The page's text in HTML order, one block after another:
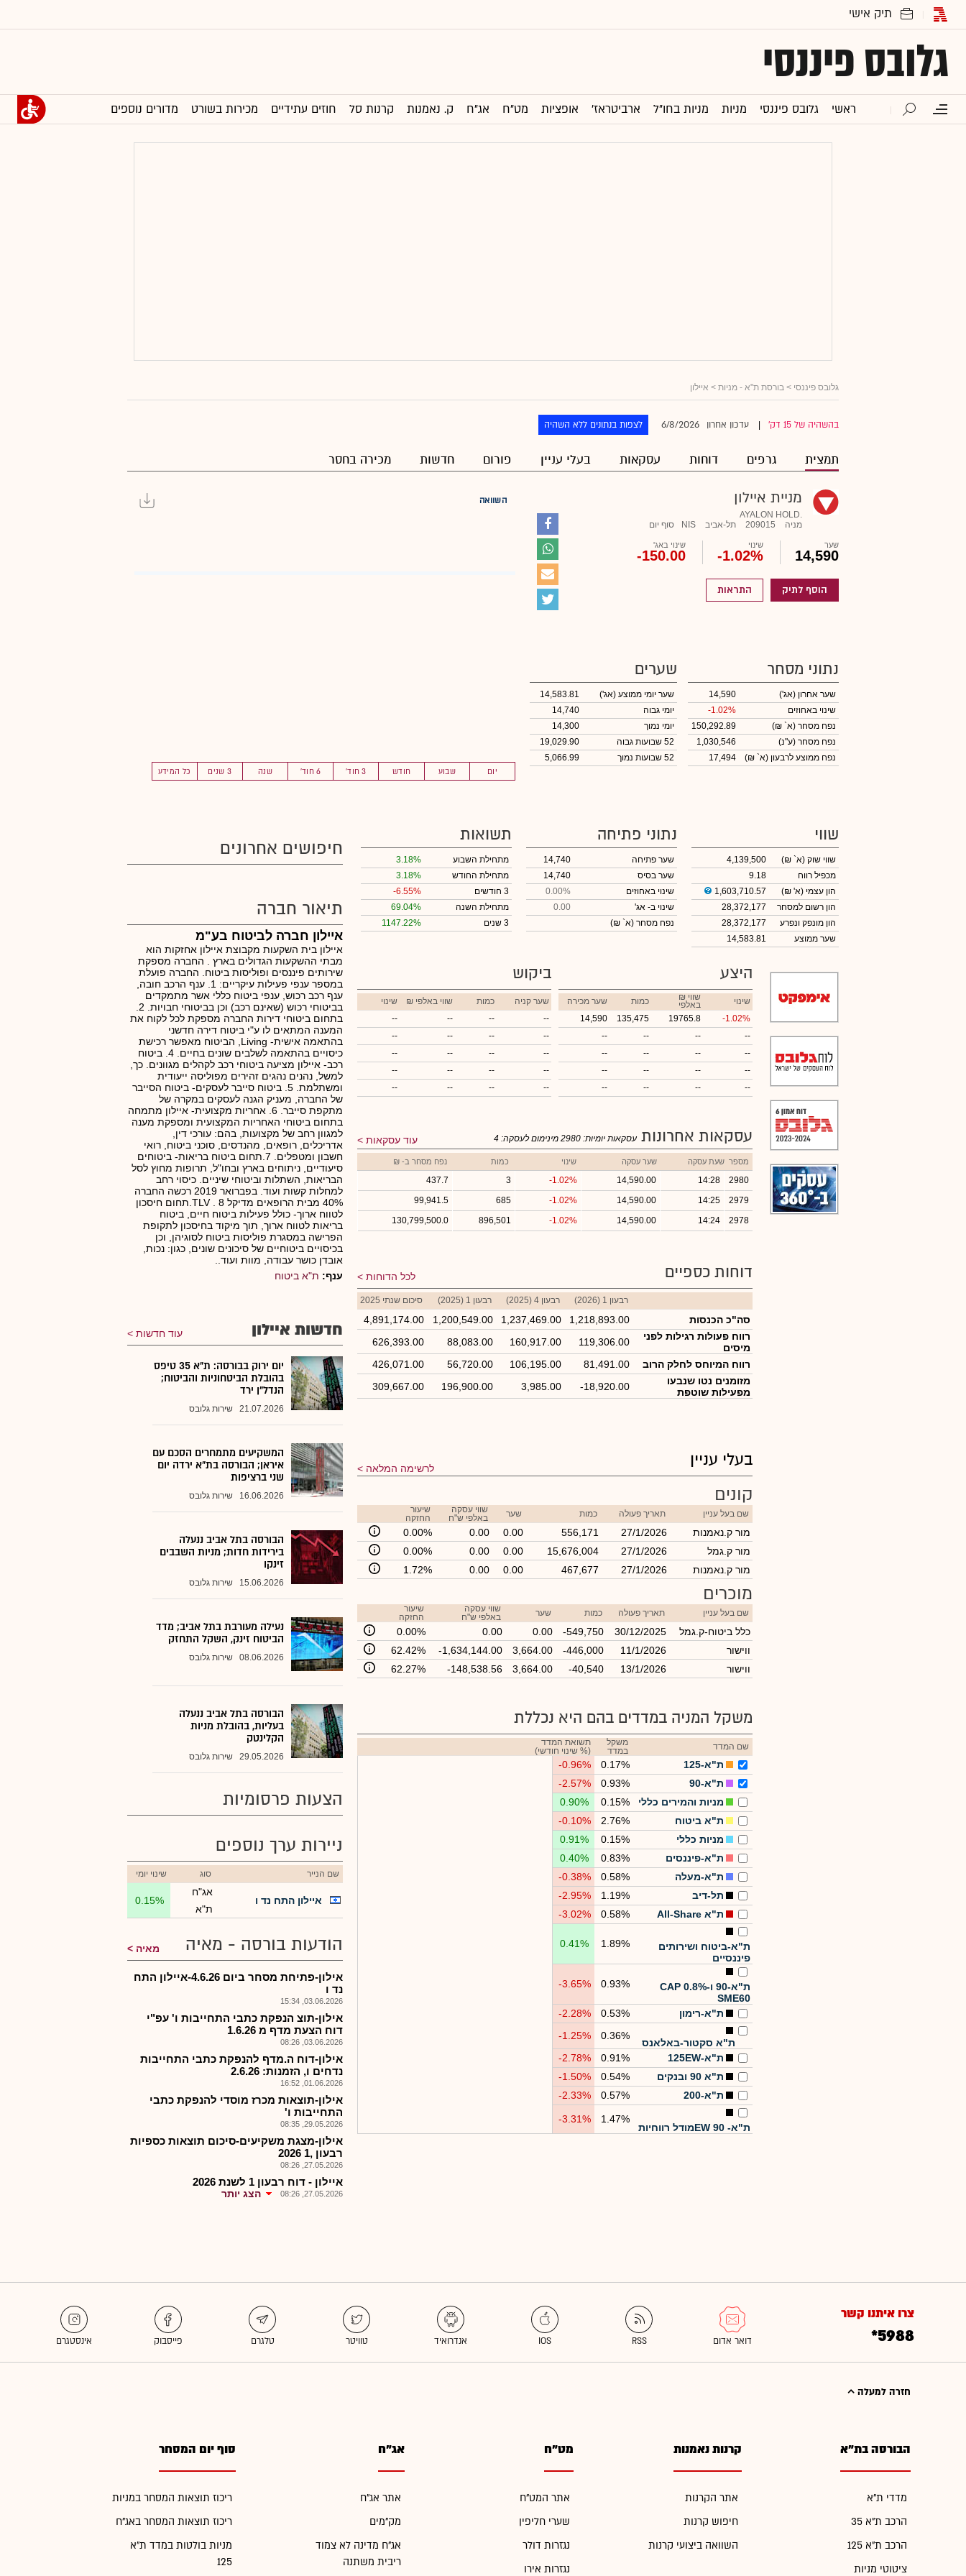
גלובס פיננסי
ראשי גלובס פיננסי מניות מניות בחו"ל ארביטראז' אופציות מט"ח אג"ח ק. נאמנות קרנות סל חוזים עתידיים מכירות בשורט מדורים נוספים
גלובס פיננסי > בורסת ת"א - מניות > איילון
בהשהיה של 15 דק' עדכון אחרון 6/8/2026 לצפות בנתונים ללא השהיה
תמצית גרפים דוחות עסקאות בעלי עניין פורום חדשות מכירה בחסר
מניית איילון
AYALON HOLD.
מניה
209015 תל-אביב NIS סוף יום
שער
14,590
שינוי
-1.02%
שינוי באג'
-150.00
הוסף לתיק התראות
השוואה
יום שבוע חודש 3 חוד' 6 חוד' שנה 3 שנים כל המידע
נתוני מסחר
שער אחרון (אג')
14,590
שינוי באחוזים
-1.02%
נפח מסחר (א` ₪)
150,292.89
נפח מסחר (ע"נ)
1,030,546
נפח ממוצע לרבעון (א` ₪)
17,494
שערים
שער יומי ממוצע (אג')
14,583.81
יומי גבוה
14,740
יומי נמוך
14,300
52 שבועות גבוה
19,029.90
52 שבועות נמוך
5,066.99
שווי
שווי שוק (א` ₪)
4,139,500
מכפיל רווח
9.18
הון עצמי (א' ₪)
1,603,710.57
הון רשום למסחר
28,372,177
הון מונפק ונפרע
28,372,177
שער ממוצע
14,583.81
נתוני פתיחה
שער פתיחה
14,740
שער בסיס
14,740
שינוי באחוזים
0.00%
שינוי ב- אג'
0.00
נפח מסחר (א` ₪)
תשואות
מתחילת השבוע
3.18%
מתחילת החודש
3.18%
3 חודשים
-6.55%
מתחילת השנה
69.04%
3 שנים
1147.22%
היצע
שינוי ₪ שווי
באלפי כמות
שער מכירה
-1.02%
19765.8
135,475
14,590
--
--
--
--
--
--
--
--
--
--
--
--
--
--
--
--
ביקוש
שער קניה כמות ₪ שווי באלפי
שינוי
--
--
--
--
--
--
--
--
--
--
--
--
--
--
--
--
--
--
--
--
עסקאות אחרונות עוד עסקאות עסקאות יומיות: 2980 מינימום לעסקה: 4
מספר שעת עסקה שער עסקה שינוי כמות נפח מסחר ב- ₪
2980
14:28
14,590.00
-1.02%
3
437.7
2979
14:25
14,590.00
-1.02%
685
99,941.5
2978
14:24
14,590.00
-1.02%
896,501
130,799,500.0
דוחות כספיים לכל הדוחות
רבעון 1 (2026) רבעון 4 (2025) רבעון 1 (2025) סיכום שנתי 2025
סה"כ הכנסות 1,218,893.00
1,237,469.00
1,200,549.00
4,891,174.00
רווח פעולות רגילות לפני
מיסים
119,306.00
160,917.00
88,083.00
626,393.00
רווח המיוחס לחלק הרוב
81,491.00
106,195.00
56,720.00
426,071.00
מזומנים נטו שנבעו
מפעילות שוטפת
-18,920.00
3,985.00
196,900.00
309,667.00
בעלי עניין לרשימה המלאה
קונים
שם בעל עניין תאריך פעולה כמות שער
שווי עסקה
באלפי ש"ח
שיעור
החזקה
מור ק.נאמנות 27/1/2026
556,171
0.00
0.00
0.00%
מור ק.גמל
27/1/2026
15,676,004
0.00
0.00
0.00%
מור ק.נאמנות
27/1/2026
467,677
0.00
0.00
1.72%
מוכרים
שם בעל עניין תאריך פעולה כמות שער
שווי עסקה
באלפי ש"ח
שיעור
החזקה
כלל ביטוח-ק.גמל 30/12/2025
-549,750
0.00
0.00
0.00%
ווישור
11/1/2026
-446,000
3,664.00
-1,634,144.00
62.42%
ווישור
13/1/2026
-40,540
3,664.00
-148,538.56
62.27%
משקל המניה במדדים בהם היא נכללת
שם המדד
משקל
במדד
תשואת המדד
(% שינוי חודשי)
ת"א-125 0.17%
-0.96%
ת"א-90
0.93%
-2.57%
מניות והמירים כללי
0.15%
0.90%
ת"א ביטוח
2.76%
-0.10%
מניות כללי
0.15%
0.91%
ת"א-פיננסים
0.83%
0.40%
ת"א-מעלה
0.58%
-0.38%
תל-דיב
1.19%
-2.95%
ת"א All-Share
0.58%
-3.02%
ת"א-ביטוח ושירותים
פיננסיים
1.89%
0.41%
ת"א-90 ו-CAP 0.8%
SME60
0.93%
-3.65%
ת"א-רימון 0.53%
-2.28%
ת"א סקטור-באלאנס
0.36%
-1.25%
ת"א-125EW
0.91%
-2.78%
ת"א 90 ובנקים
0.54%
-1.50%
ת"א-200
0.57%
-2.33%
ת"א- EW 90מודל רווחיות
1.47%
-3.31%
חיפושים אחרונים
תיאור חברה
איילון חברה לביטוח בע"מ
איילון בית השקעות מקבוצת איילון אחזקות הוא
מבתי ההשקעות הגדולים בארץ . החברה מספקת
שירותים פיננסים ופוליסות ביטוח. החברה פועלת
במספר ענפי פעילות עיקריים: 1. ענף הרכב חובה,
ענף רכב רכוש, ענפי ביטוח כללי אשר מתמקדים
בתחום ביטוחי דירות החברה מספקת לכל לקוח את
המענה המתאים לו ע"י ביטוח דירה חדשני
בהתאמה אישית- Living, הביטוח מאפשר רכישת
כיסויים בהתאמה לשלבים שונים בחיים. 4. ביטוח
רכב- איילון מציעה ביטוחי רכב לקהלים מגוונים. כך,
למשל, נהנים נהגים זהירים מפוליסה ייעודית
ומשתלמת. 5. ביטוח סייבר לעסקים- ביטוח הסייבר
של החברה, מעניק הגנה לעסקים במקרה של
מתקפת סייבר. 6. אחריות מקצועית- איילון מתמחה
בתחום ביטוחי האחריות המקצועית ומספקת מענה
למגוון רחב של מקצועות, בהם: עורכי דין,
אדריכלים, רופאים, מהנדסים, סוכני ביטוח, רואי
חשבון ומטפלים. 7.תחום ביטוח בריאות- ביטוחים
סיעודיים, ניתוחים בארץ ובחו"ל, תרופות מחוץ לסל
הבריאות, השתלות וביטוחי שיניים. כיסוי רחב
למחלות קשות ועוד. בפברואר 2019 רכשה החברה
40% מבית הרופאים מדיקל TLV . 8.תחום חיסכון
לטווח ארוך- כולל פעילות ביטוח חיים, ביטוח
בריאות לטווח ארוך, תוך מיקוד בחיסכון לתקופת
הפרישה במסגרת פוליסות ביטוח לסוגיהן, וכן
בכיסויים ביטוחיים של סיכונים שונים, כגון: נכות,
אובדן כושר עבודה, מוות ועוד..
ענף: ת"א ביטוח
חדשות איילון עוד חדשות
יום ירוק בבורסה: ת"א 35 טיפס
בהובלת הביטחוניות והביטוח;
הנדל"ן ירד
21.07.2026 שירות גלובס
המשקיעים מתמחרים הסכם עם
איראן; הבורסה בת"א ירדה יום
שני ברציפות
16.06.2026 שירות גלובס
הבורסה בתל אביב ננעלה
בירידות חדות; מניות השבבים
זינקו
15.06.2026 שירות גלובס
נעילה מעורבת בתל אביב; מדד
הביטוח זינק, השקל התחזק
08.06.2026 שירות גלובס
הבורסה בתל אביב ננעלה
בעליות, בהובלת מניות
הקלינטק
29.05.2026 שירות גלובס
הצעות פרסומיות
ניירות ערך נוספים
שם הנייר סוג שינוי יומי
איילון התח נד ו
אג"ח
ת"א
0.15%
הודעות בורסה - מאיה מאיה
אילון-פתיחת מסחר ביום 4.6.26-איילון התח
נד ו
03.06.2026, 15:34
אילון-תוצ הנפקת כתבי התחייבות ו' עפ"י
דוח הצעת מדף מ 1.6.26
03.06.2026, 08:26
אילון-דוח ה.מדף להנפקת כתבי התחייבות
נדחים ו, הזמנות: 2.6.26
01.06.2026, 16:52
אילון-תוצאות מכרז מוסדי להנפקת כתבי
התחייבות ו'
29.05.2026, 08:35
אילון-מצגת משקיעים-סיכום תוצאות כספיות
רבעון ,1 2026
27.05.2026, 08:26
איילון - דוח רבעון 1 לשנת 2026
27.05.2026, 08:26 הצג יותר
צרו איתנו קשר
*5988
חזרה למעלה
הבורסה בת"א
מדדי ת"א
הרכב ת"א 35
הרכב ת"א 125
ציטוטי מניות
קרנות נאמנות
אתר הקרנות
חיפוש קרנות
השוואה ביצועי קרנות
מט"ח
אתר המט"ח
שערי חליפין
נגזרות דולר
נגזרות אירו
אג"ח
אתר אג"ח
מק"מים
אג"ח מדינה לא צמוד
ריבית משתנה
סוף יום המסחר
ריכוז תוצאות המסחר במניות
ריכוז תוצאות המסחר באג"ח
מניות בולטות במדד ת"א
125